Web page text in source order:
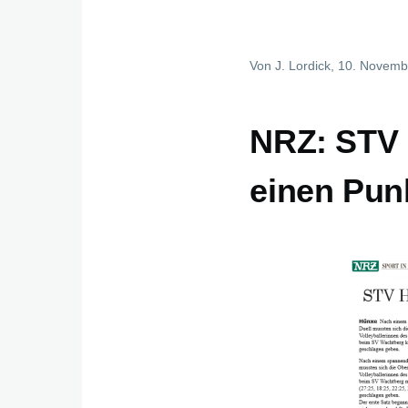
VonJ. Lordick , 10.
NRZ:
einen